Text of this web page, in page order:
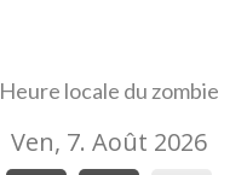
Heure locale du zombie